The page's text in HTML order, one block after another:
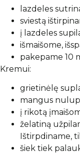
lazdeles
sviestą
į lazdeles
išmaišome,
pakepame 10
Kremui:
grietinėlę
mangus
į rikotą
želatiną
Ištirpdiname,
šiek tiek